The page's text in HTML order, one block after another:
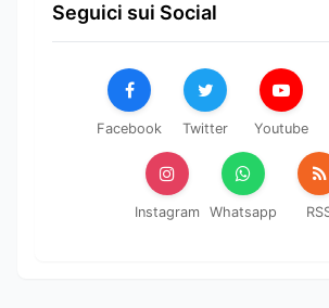
Seguici sui Social
Facebook Twitter Youtube
Instagram Whatsapp